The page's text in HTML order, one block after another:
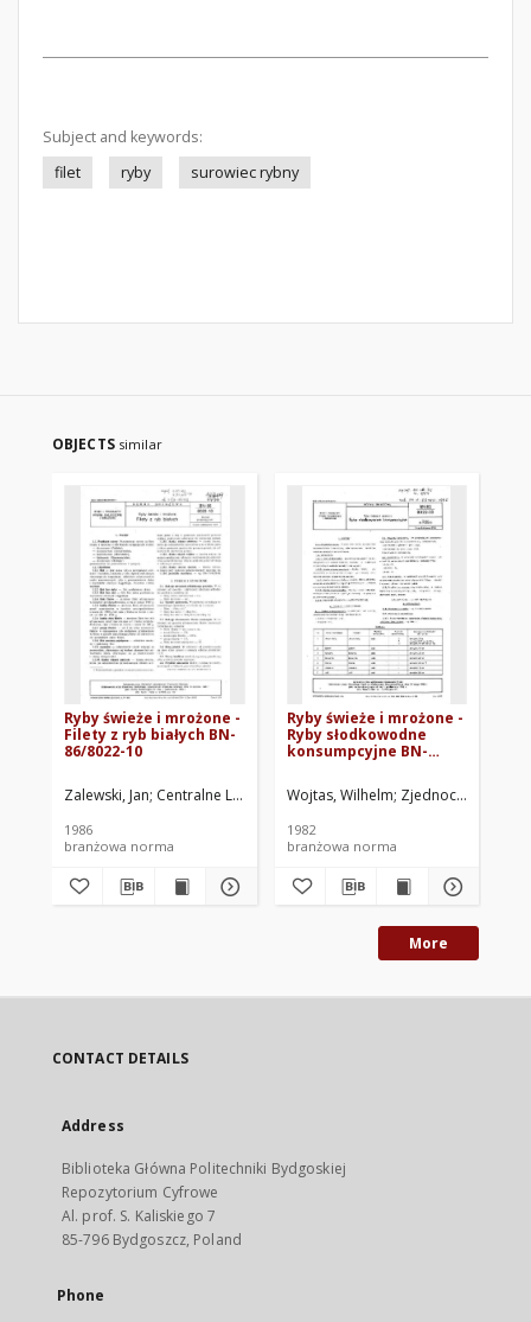
Subject and keywords:
filet
ryby surowiec rybny
OBJECTS similar
Ryby świeże i mrożone -
Filety z ryb białych BN-
86/8022-10
Zalewski, Jan Centralne Laboratorium Przemysłu Rybnego, Gdynia.
1986
branżowa norma
Ryby świeże i mrożone -
Ryby słodkowodne
konsumpcyjne BN-
Wojtas, Wilhelm Zjednoczenie
1982
branżowa norma
More
CONTACT DETAILS
Address
Biblioteka Główna Politechniki Bydgoskiej
Repozytorium Cyfrowe
Al. prof. S. Kaliskiego 7
85-796 Bydgoszcz, Poland
Phone